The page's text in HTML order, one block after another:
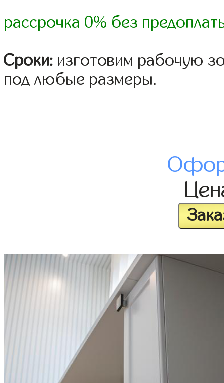
рассрочка 0% без
Сроки: изготовим рабочую
под любые размеры.